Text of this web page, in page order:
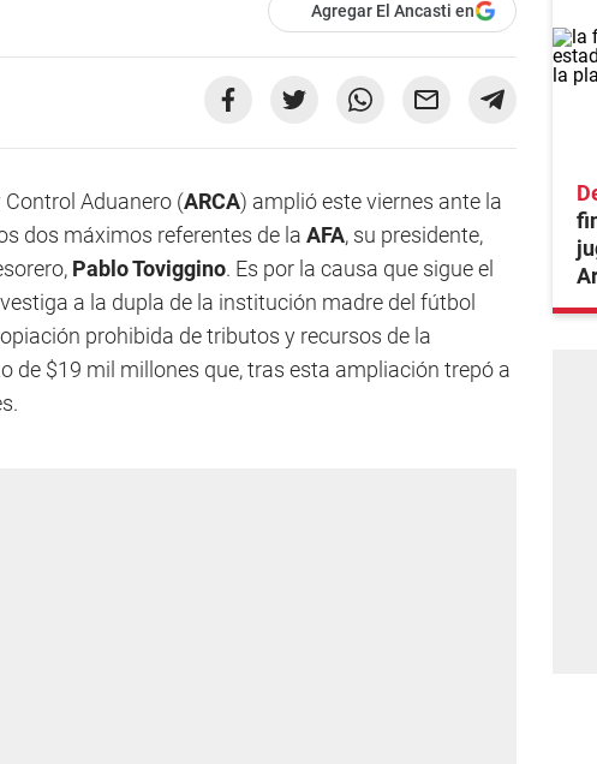
Agregar El Ancasti en
Control Aduanero (ARCA) amplió este viernes ante la
dos máximos referentes de la AFA, su presidente,
Pablo Toviggino. Es por la causa que sigue el
a la dupla de la institución madre del fútbol
prohibida de tributos y recursos de la
de $19 mil millones que, tras esta ampliación trepó a